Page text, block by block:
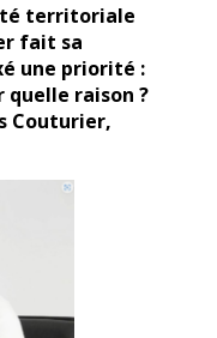
territoriale
fait sa
une priorité :
quelle raison ?
Couturier,